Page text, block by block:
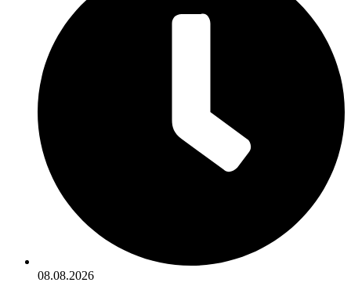
08.08.2026